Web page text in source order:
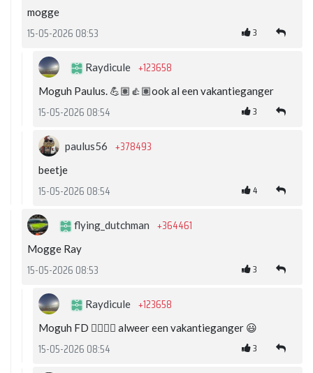
mogge
15-05-2026 08:53 3
Raydicule +123658
Moguh Paulus. 💪🏽👍🏽ook al een vakantieganger
15-05-2026 08:54 3
paulus56 +378493
beetje
15-05-2026 08:54 4
flying_dutchman +364461
Mogge Ray
15-05-2026 08:53 3
Raydicule +123658
Moguh FD 👍🏽💪🏽 alweer een vakantieganger 😃
15-05-2026 08:54 3